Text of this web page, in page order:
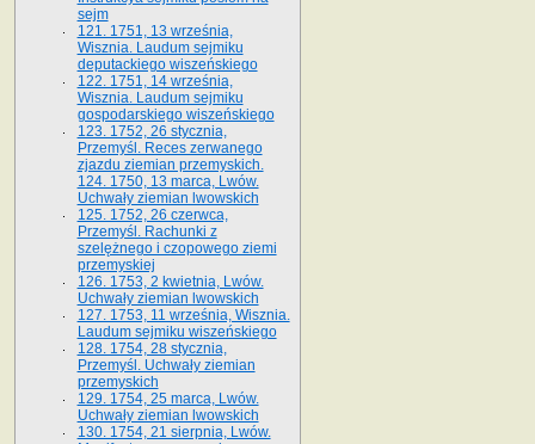
sejm
121. 1751, 13 września,
Wisznia. Laudum sejmiku
deputackiego wiszeńskiego
122. 1751, 14 września,
Wisznia. Laudum sejmiku
gospodarskiego wiszeńskiego
123. 1752, 26 stycznia,
Przemyśl. Reces zerwanego
zjazdu ziemian przemyskich.
124. 1750, 13 marca, Lwów.
Uchwały ziemian lwowskich
125. 1752, 26 czerwca,
Przemyśl. Rachunki z
szelężnego i czopowego ziemi
przemyskiej
126. 1753, 2 kwietnia, Lwów.
Uchwały ziemian lwowskich
127. 1753, 11 września, Wisznia.
Laudum sejmiku wiszeńskiego
128. 1754, 28 stycznia,
Przemyśl. Uchwały ziemian
przemyskich
129. 1754, 25 marca, Lwów.
Uchwały ziemian lwowskich
130. 1754, 21 sierpnia, Lwów.